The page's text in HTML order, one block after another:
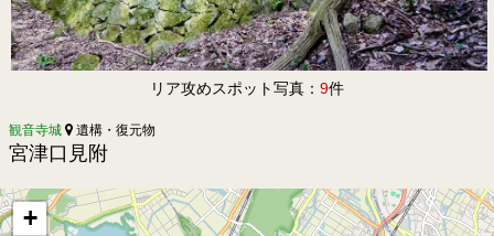
リア攻めスポット写真： 9件
観音寺城 遺構・復元物
宮津口見附
+